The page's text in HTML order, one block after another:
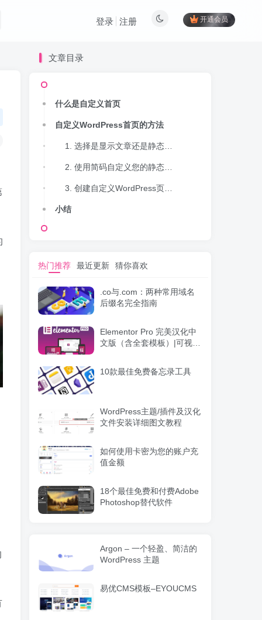
开通会员
登录 注册
文章目录
什么是自定义首页
自定义WordPress首页的方法
小结
热门推荐 最近更新 猜你喜欢
.co与.com：两种常用域名
后缀名完全指南
Elementor Pro 完美汉化中
文版（含全套模板）|可视化
10款最佳免费备忘录工具
WordPress主题/插件及汉化
文件安装详细图文教程
如何使用卡密为您的账户充
值金额
18个最佳免费和付费Adobe
Photoshop替代软件
Argon – 一个轻盈、简洁的
WordPress 主题
易优CMS模板–EYOUCMS